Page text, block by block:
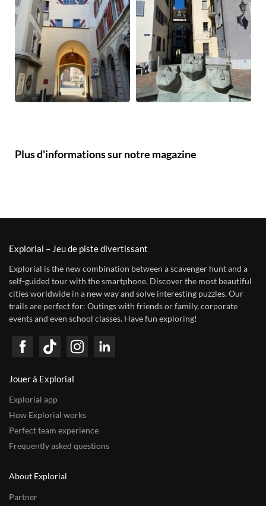
Plus d'informations sur notre magazine
Explorial – Jeu de piste divertissant
Explorial is the new combination between a scavenger hunt and a
self-guided tour with the smartphone. Discover the most beautiful
cities worldwide in a new way and solve interesting puzzles. Our
trails are perfect for: Outings with friends or family, corporate
events and even school classes. Have fun exploring!
Jouer à Explorial
Explorial app
How Explorial works
Perfect team experience
Frequently asked questions
About Explorial
Partner